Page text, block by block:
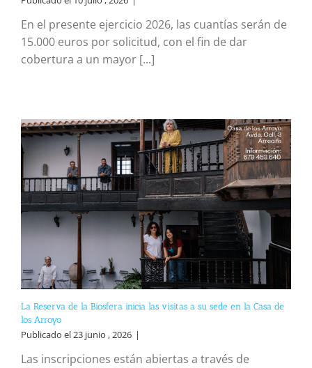
En el presente ejercicio 2026, las cuantías serán de
15.000 euros por solicitud, con el fin de dar
cobertura a un mayor [...]
La Reserva de la Biosfera inicia las visitas a su sede en la Casa de
los Arroyo
Publicado el 23 junio , 2026 |
Las inscripciones están abiertas a través de